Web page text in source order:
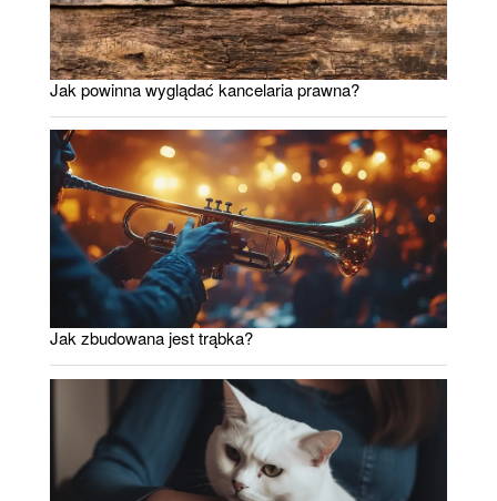
Jak powinna wyglądać kancelaria prawna?
Jak zbudowana jest trąbka?